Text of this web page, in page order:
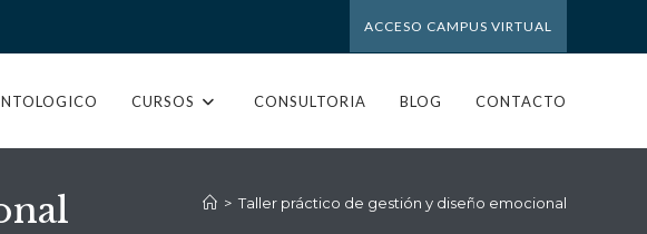
ACCESO CAMPUS VIRTUAL
CURSOS CONSULTORIA BLOG CONTACTO
> Taller práctico de gestión y diseño emocional